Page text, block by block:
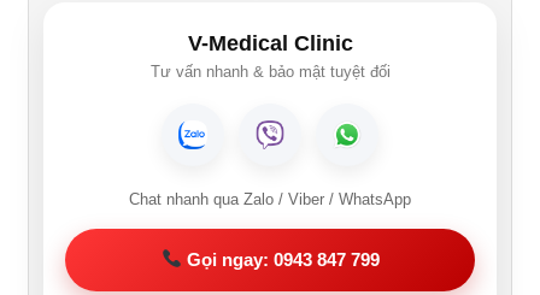
V-Medical Clinic
Tư vấn nhanh & bảo mật tuyệt đối
Chat nhanh qua Zalo / Viber / WhatsApp
Gọi ngay: 0943 847 799